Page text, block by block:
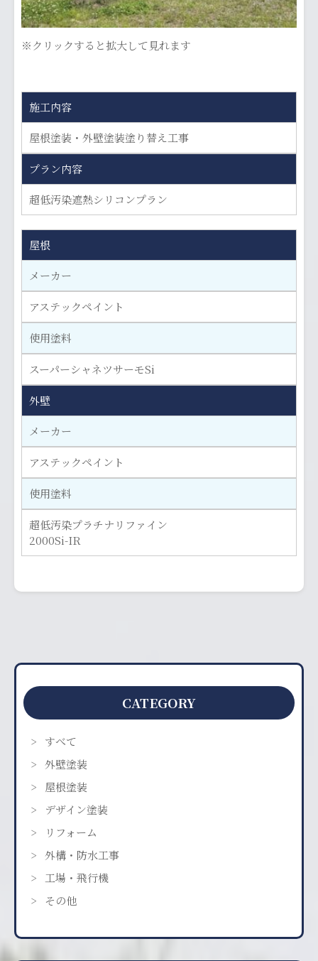
※クリックすると拡大して見れます
施工内容
屋根塗装・外壁塗装塗り替え工事
プラン内容
超低汚染遮熱シリコンプラン
屋根
メーカー
アステックペイント
使用塗料
スーパーシャネツサーモSi
外壁
メーカー
アステックペイント
使用塗料
超低汚染プラチナリファイン
2000Si-IR
CATEGORY
すべて
外壁塗装
屋根塗装
デザイン塗装
リフォーム
外構・防水工事
工場・飛行機
その他